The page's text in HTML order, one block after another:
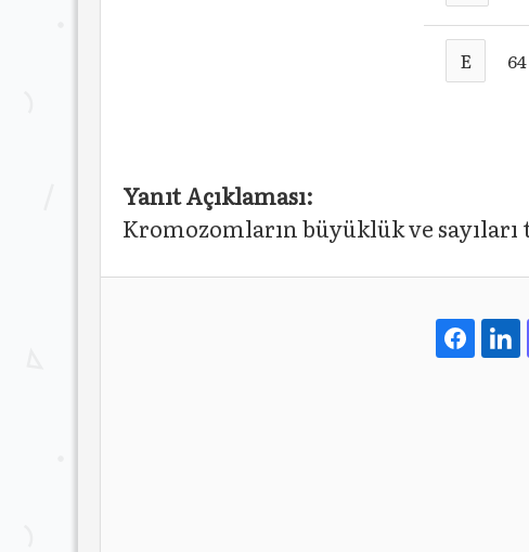
E 64
Yanıt Açıklaması:
Kromozomların büyüklük ve